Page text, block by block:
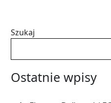
Szukaj
Ostatnie wpisy